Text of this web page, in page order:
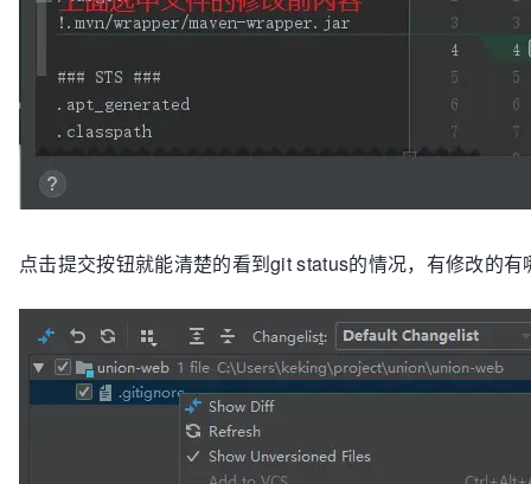
点击提交按钮就能清楚的看到git status的情况，有修改的